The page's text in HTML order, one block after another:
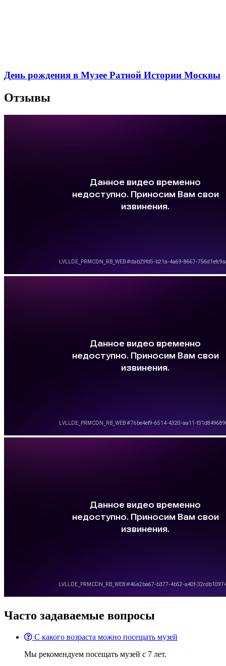
День рождения в Музее Ратной Истории Москвы
Отзывы
Часто задаваемые вопросы
С какого возраста можно посещать музей
Мы рекомендуем посещать музей с 7 лет.